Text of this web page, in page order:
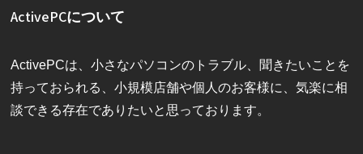
ActivePCについて
ActivePCは、小さなパソコンのトラブル、聞きたいことを
持っておられる、小規模店舗や個人のお客様に、気楽に相
談できる存在でありたいと思っております。